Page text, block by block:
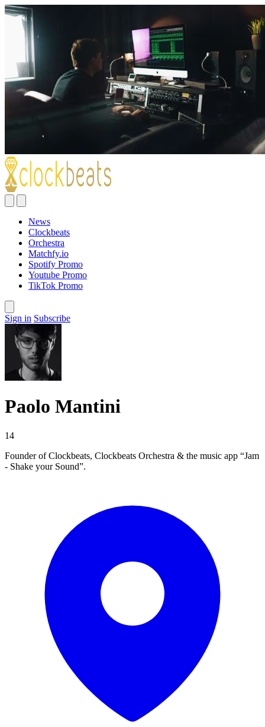
News
Clockbeats
Orchestra
Matchfy.io
Spotify Promo
Youtube Promo
TikTok Promo
Sign in Subscribe
Paolo Mantini
14
Founder of Clockbeats, Clockbeats Orchestra & the music app “Jam
- Shake your Sound”.